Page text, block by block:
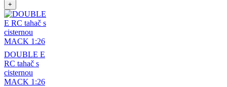
+
DOUBLE E
RC tahač s
cisternou
MACK 1:26